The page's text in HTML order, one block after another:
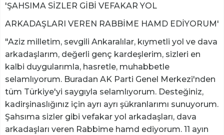
'ŞAHSIMA SİZLER GİBİ VEFAKAR YOL
ARKADAŞLARI VEREN RABBİME HAMD EDİYORUM'
"Aziz milletim, sevgili Ankaralılar, kıymetli yol ve dava
arkadaşlarım, değerli genç kardeşlerim, sizleri en
kalbi duygularımla, hasretle, muhabbetle
selamlıyorum. Buradan AK Parti Genel Merkezi'nden
tüm Türkiye'yi saygıyla selamlıyorum. Desteğiniz,
kadirşinaslığınız için ayrı ayrı şükranlarımı sunuyorum.
Şahsıma sizler gibi vefakar yol arkadaşları, dava
arkadaşları veren Rabbime hamd ediyorum. 11 ayın